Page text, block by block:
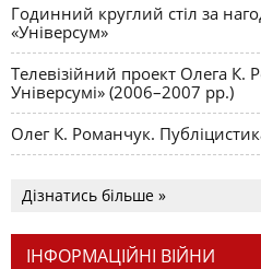
Годинний круглий стіл за
«Універсум»
Телевізійний проект Олега К.
Універсумі» (2006–2007 рр.)
Олег К. Романчук.
Дізнатись більше »
ІНФОРМАЦІЙНІ ВІЙНИ